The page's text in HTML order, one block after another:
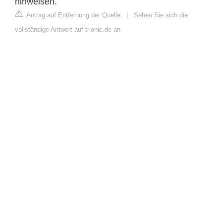
Antrag auf Entfernung der Quelle | Sehen Sie sich die
vollständige Antwort auf trionic.de an